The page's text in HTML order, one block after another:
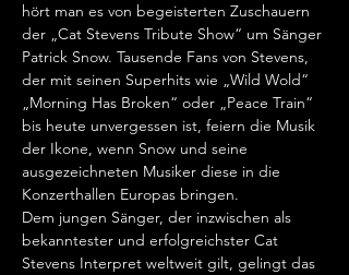
hört man es von begeisterten Zuschauern
der „Cat Stevens Tribute Show“ um Sänger
Patrick Snow. Tausende Fans von Stevens,
der mit seinen Superhits wie „Wild Wold“
„Morning Has Broken“ oder „Peace Train“
bis heute unvergessen ist, feiern die Musik
der Ikone, wenn Snow und seine
ausgezeichneten Musiker diese in die
Konzerthallen Europas bringen.
Dem jungen Sänger, der inzwischen als
bekanntester und erfolgreichster Cat
Stevens Interpret weltweit gilt, gelingt das